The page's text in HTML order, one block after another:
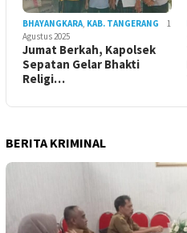
BHAYANGKARA KAB. TANGERANG
1
Agustus 2025
Jumat Berkah, Kapolsek
Sepatan Gelar Bhakti
Religi…
BERITA KRIMINAL